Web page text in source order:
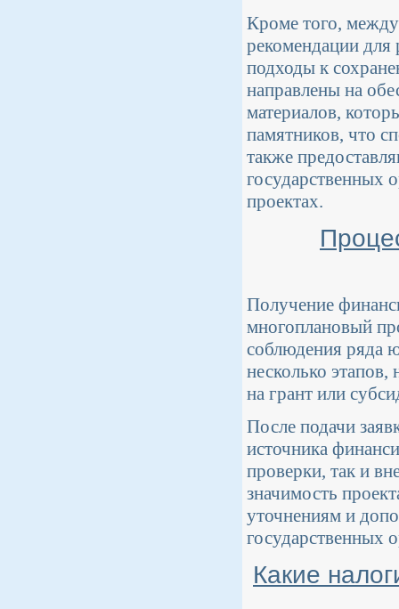
Кроме того,
рекомендации для
подходы к
направлены на
материалов,
памятников, что
также
государственных
проектах.
Получение
многоплановый
соблюдения ряда
несколько этапов,
на грант или
После подачи
источника
проверки, так и
значимость
уточнениям и
государственных
Какие